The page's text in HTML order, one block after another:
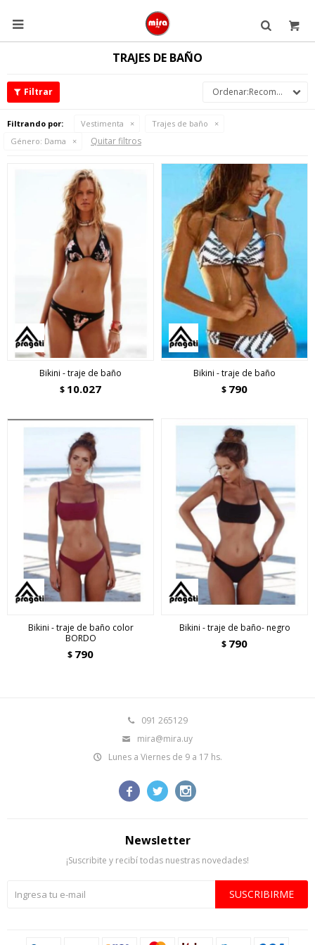

TRAJES DE BAÑO
Recomendados
Filtrando por: Vestimenta
Trajes de baño
Género: Dama Quitar filtros
Bikini - traje de baño
$ 10.027
Bikini - traje de baño
$ 790
Bikini - traje de baño color
BORDO
$ 790
Bikini - traje de baño- negro
$ 790
091 265129
mira@mira.uy
Lunes a Viernes de 9 a 17 hs.
  
Newsletter
¡Suscribite y recibí todas nuestras novedades!
SUSCRIBIRME